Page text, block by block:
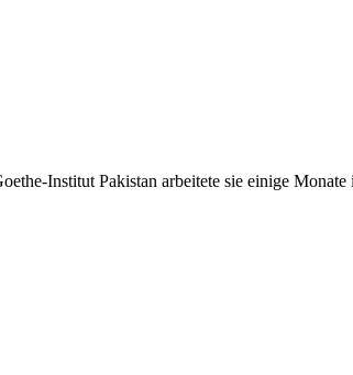
Institut Pakistan arbeitete sie einige